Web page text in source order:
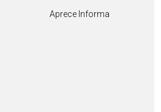
Aprece Informa